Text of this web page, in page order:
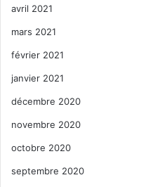
avril 2021
mars 2021
février 2021
janvier 2021
décembre 2020
novembre 2020
octobre 2020
septembre 2020